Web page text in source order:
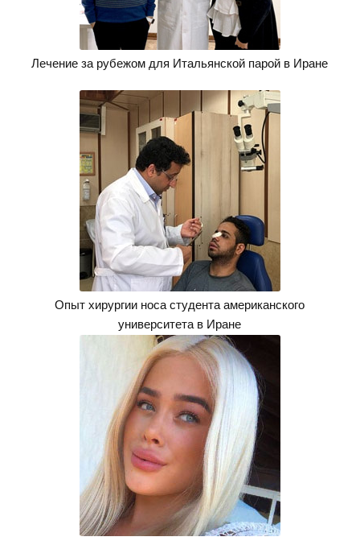
Лечение за рубежом для Итальянской парой в Иране
Опыт хирургии носа студента американского
университета в Иране